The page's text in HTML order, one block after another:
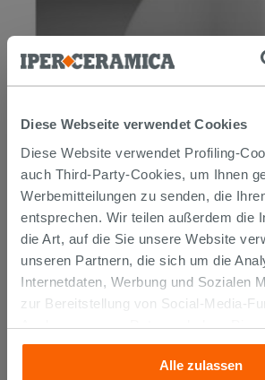
Diese Webseite verwendet Cookies
Diese Website verwendet Profiling-
auch Third-Party-Cookies, um Ihnen
Werbemitteilungen zu senden, die
entsprechen. Wir teilen außerdem die
die Art, auf die Sie unsere Website
unseren Partnern, die sich um die
Internetdaten, Werbung und Sozialen
zur Bereitstellung von Social-Media-
Analyse unseres Datenverkehrs.
anderen Informationen, die Sie ihnen
die sie aufgrund Ihrer Verwendung
Alle zulassen
WC-Sitze